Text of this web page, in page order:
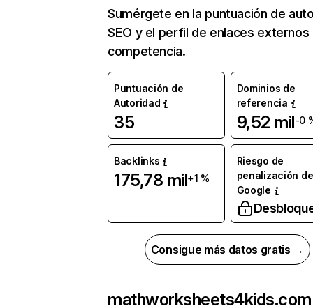
Sumérgete en la puntuación de
SEO y el perfil de enlaces externos
competencia.
Puntuación de
Autoridad
35
Dominios de
referencia
9,52 mil-0
Backlinks
175,78 mil+1 %
Riesgo de
penalización de
Google
Consigue más datos gratis →
mathworksheets4kids.com